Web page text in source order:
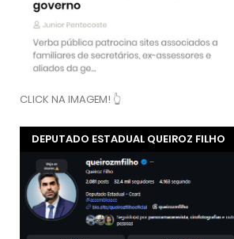
CLICK NA IMAGEM! 👆
DEPUTADO ESTADUAL QUEIROZ FILHO